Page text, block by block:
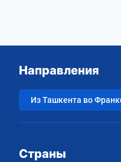
Направления
Из Ташкента во
Страны